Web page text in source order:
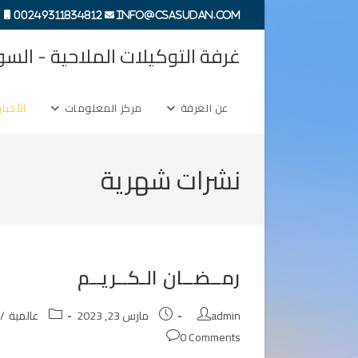
info@csasudan.com
00249311834812
غرفة التوكيلات الملاحية -
عن الغرفة مركز المعلومات الأخبار
نشرات شهرية
رمــضــان الـكــريــم
Post
author:
admin
Post
published:
مارس 23, 2023
Post عالمية /
Post
0 Comments